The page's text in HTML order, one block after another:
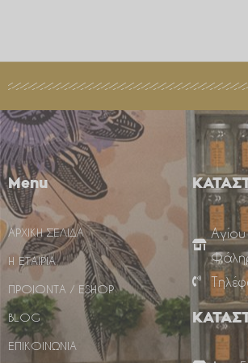
Menu
ΑΡΧΙΚΗ ΣΕΛΙΔΑ
Η ΕΤΑΙΡΙΑ
ΠΡΟΙΟΝΤΑ / ESHOP
BLOG
ΕΠΙΚΟΙΝΩΝΙΑ